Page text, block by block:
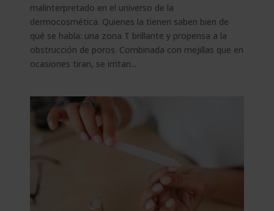
malinterpretado en el universo de la
dermocosmética. Quienes la tienen saben bien de
qué se habla: una zona T brillante y propensa a la
obstrucción de poros. Combinada con mejillas que en
ocasiones tiran, se irritan...